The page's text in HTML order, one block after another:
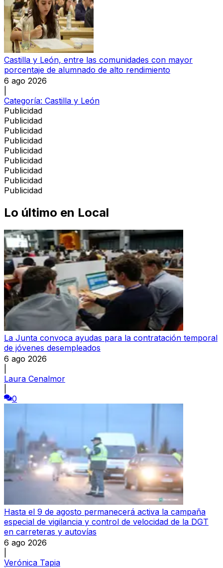
Castilla y León, entre las comunidades con mayor
porcentaje de alumnado de alto rendimiento
6 ago 2026
Categoría: Castilla y León
Publicidad
Publicidad
Publicidad
Publicidad
Publicidad
Publicidad
Publicidad
Publicidad
Publicidad
Lo último en Local
La Junta convoca ayudas para la contratación temporal
de jóvenes desempleados
6 ago 2026
Laura Cenalmor
0
Hasta el 9 de agosto permanecerá activa la campaña
especial de vigilancia y control de velocidad de la DGT
en carreteras y autovías
6 ago 2026
Verónica Tapia